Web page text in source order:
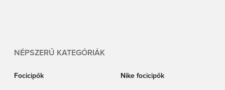
NÉPSZERŰ KATEGÓRIÁK
Focicipők Nike focicipők